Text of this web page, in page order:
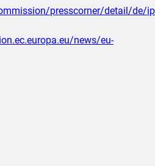
news/eu-
presscorner/detail/de/